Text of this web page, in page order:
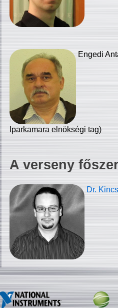
Engedi
Iparkamara elnökségi tag)
A verseny
Dr.